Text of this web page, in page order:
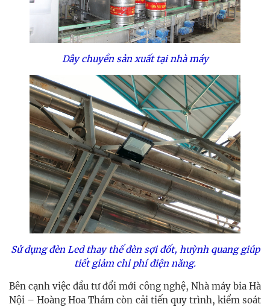
Dây chuyền sản xuất tại nhà máy
Sử dụngđèn Led thay thế đèn sợi đốt, huỳnh quang giúp
tiết giảm chi phí điện năng.
Bên cạnh việc đầu tư đổi mới công nghệ, Nhà máy bia Hà
Nội – Hoàng Hoa Thám còn cải tiến quy trình, kiểm soát